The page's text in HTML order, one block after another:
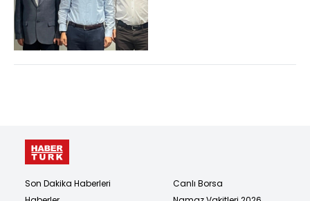
Son Dakika Haberleri
Canlı Borsa